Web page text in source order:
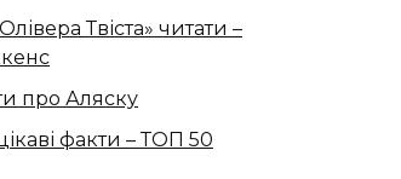
Твіста» читати –
про Аляску
факти – ТОП 50